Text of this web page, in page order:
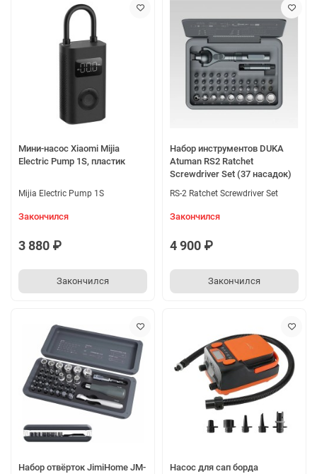
Мини-насос Xiaomi Mijia
Electric Pump 1S, пластик
Mijia Electric Pump 1S
Закончился
3 880 ₽
Закончился
Набор инструментов DUKA
Atuman RS2 Ratchet
Screwdriver Set (37 насадок)
RS-2 Ratchet Screwdriver Set
Закончился
4 900 ₽
Закончился
Набор отвёрток JimiHome JM-
Насос для сап борда